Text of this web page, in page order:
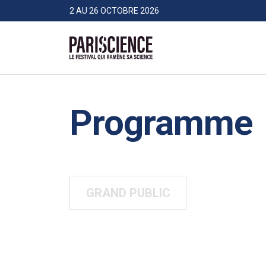
>Aller au contenu2 AU 26 OCTOBRE 2026
Programme
GRAND PUBLIC
Panneau de gestion des cookies